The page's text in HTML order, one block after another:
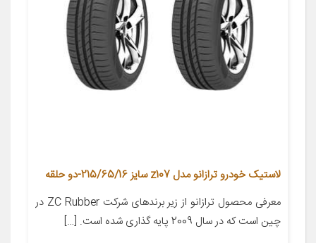
لاستیک خودرو ترازانو مدل z107 سایز 215/65/16-دو حلقه
معرفی محصول ترازانو از زیر برندهای شرکت ZC Rubber در
چین است که در سال 2009 پایه گذاری شده است. […]